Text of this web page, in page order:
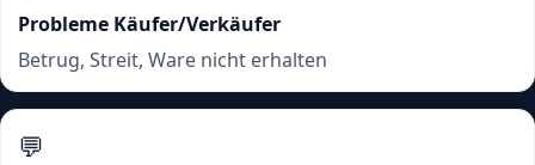
Probleme Käufer/Verkäufer
Betrug, Streit, Ware nicht erhalten
💬